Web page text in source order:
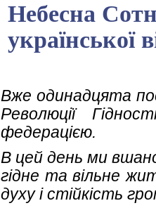
Небесна
української
Вже одинадцята
Революції
федерацією.
В цей день ми
гідне та вільне
духу і стійкість